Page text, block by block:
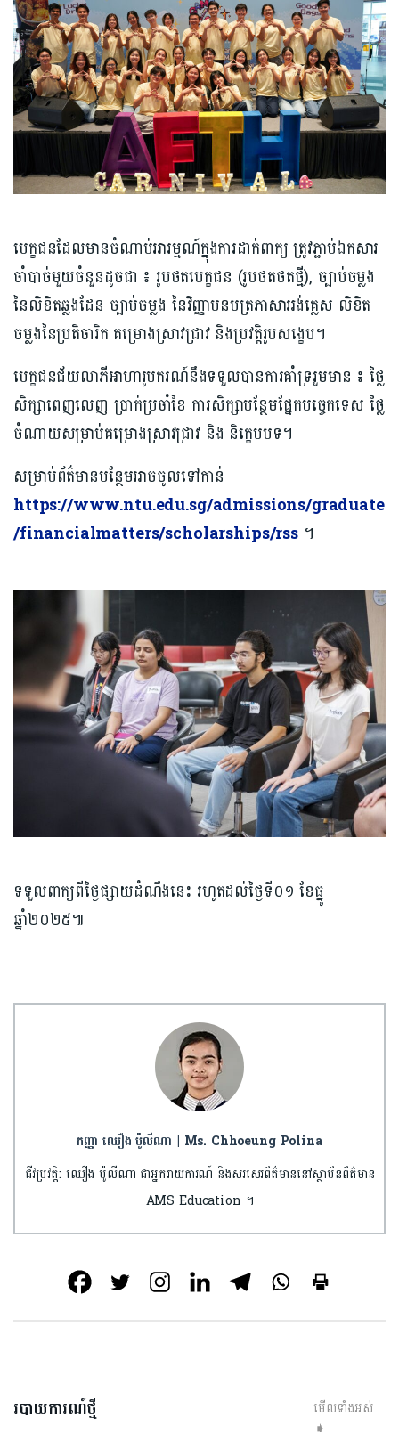
បេក្ខជនដែលមានចំណាប់អារម្មណ៍ក្នុងការដាក់ពាក្យ ត្រូវភ្ជាប់ឯកសារ
ចាំបាច់​មួយ​ចំនួន​ដូចជា ៖ រូបថតបេក្ខជន (រូបថតថតថ្មី), ច្បាប់ចម្លង
នៃលិខិតឆ្លងដែន ច្បាប់ចម្លង នៃវិញ្ញាបនបត្រភាសាអង់គ្លេស លិខិត
ចម្លងនៃប្រតិចារិក គម្រោងស្រាវជ្រាវ និងប្រវត្តិរូបសង្ខេប។
បេក្ខជនជ័យលាភីអាហារូបករណ៍នឹងទទួលបានការគាំទ្ររួមមាន ៖ ថ្លៃ
សិក្សាពេញលេញ ប្រាក់ប្រចាំខៃ ការសិក្សាបន្ថែមផ្នែកបច្ចេកទេស ថ្លៃ
ចំណាយសម្រាប់គម្រោងស្រាវជ្រាវ និង និក្ខេបបទ។
សម្រាប់ព័ត៌មានបន្ថែមអាចចូលទៅកាន់
https://www.ntu.edu.sg/admissions/graduate
/financialmatters/scholarships/rss។
ទទួលពាក្យពីថ្ងៃផ្សាយដំណឹងនេះ រហូតដល់ថ្ងៃទី០១ ខែធ្នូ
ឆ្នាំ២០២៥៕
កញ្ញា ឈឿង ប៉ូលីណា | Ms. Chhoeung Polina
ជីវប្រវត្តិ: ឈឿង ប៉ូលីណា ជាអ្នករាយការណ៍ និងសរសេរព័ត៌មាននៅស្ថាប័នព័ត៌មាន
AMS Education ។
របាយការណ៍ថ្មី
មើលទាំងអស់